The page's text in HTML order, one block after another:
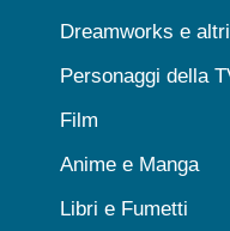
Dreamworks e altri
Personaggi della
Film
Anime e Manga
Libri e Fumetti